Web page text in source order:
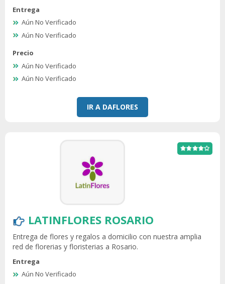
Entrega
Aún No Verificado
Aún No Verificado
Precio
Aún No Verificado
Aún No Verificado
IR A DAFLORES
LATINFLORES ROSARIO
Entrega de flores y regalos a domicilio con nuestra amplia
red de florerias y floristerias a Rosario.
Entrega
Aún No Verificado